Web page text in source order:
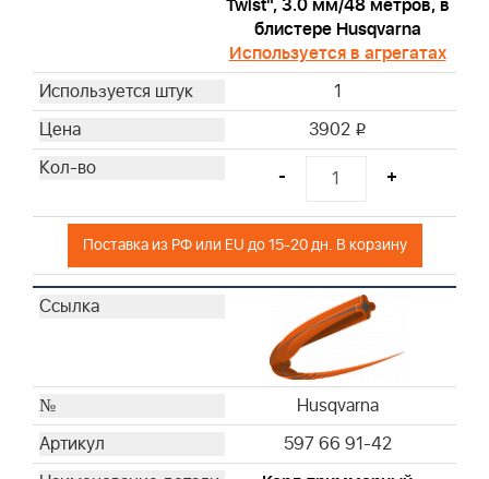
Twist", 3.0 мм/48 метров, в
блистере Husqvarna
Используется в агрегатах
1
3902 i
- +
Поставка из РФ или EU до 15-20 дн. В корзину
Husqvarna
597 66 91-42